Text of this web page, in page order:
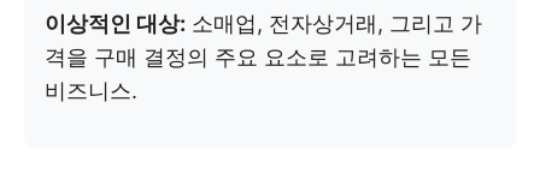
이상적인 대상: 소매업, 전자상거래, 그리고 가
격을 구매 결정의 주요 요소로 고려하는 모든
비즈니스.